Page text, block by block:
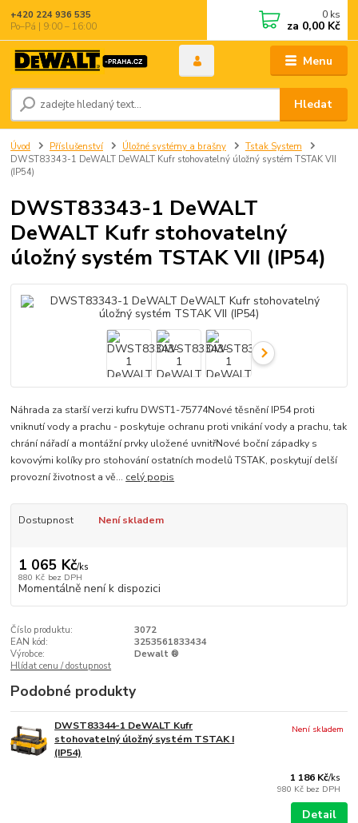
Menu
Hledat
+420 224 936 535
Po–Pá | 9:00 – 16:00
0 ks
za 0,00 Kč
Úvod Příslušenství Úložné systémy a brašny
Tstak System
DWST83343-1 DeWALT DeWALT Kufr stohovatelný úložný systém TSTAK VII
(IP54)
DWST83343-1 DeWALT
DeWALT Kufr stohovatelný
úložný systém TSTAK VII (IP54)
Náhrada za starší verzi kufru DWST1-75774Nové těsnění IP54 proti
vniknutí vody a prachu - poskytuje ochranu proti vnikání vody a prachu, tak
chrání nářadí a montážní prvky uložené uvnitřNové boční západky s
kovovými kolíky pro stohování ostatních modelů TSTAK, poskytují delší
provozní životnost a vě... celý popis
Dostupnost Není skladem
1 065 Kč/ks
880 Kč bez DPH
Momentálně není k dispozici
Číslo produktu:
3072
EAN kód:
3253561833434
Výrobce:
Dewalt ®
Hlídat cenu / dostupnost
Podobné produkty
DWST83344-1 DeWALT Kufr
stohovatelný úložný systém TSTAK I
(IP54)
1 186 Kč/ks
980 Kč bez DPH
Není skladem
Detail